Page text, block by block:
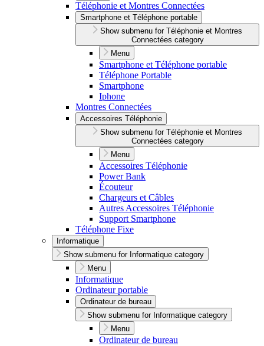
Téléphonie et Montres Connectées
Smartphone et Téléphone portable
Show submenu for Téléphonie et Montres
Connectées category
Menu
Smartphone et Téléphone portable
Téléphone Portable
Smartphone
Iphone
Montres Connectées
Accessoires Téléphonie
Show submenu for Téléphonie et Montres
Connectées category
Menu
Accessoires Téléphonie
Power Bank
Écouteur
Chargeurs et Câbles
Autres Accessoires Téléphonie
Support Smartphone
Téléphone Fixe
Informatique
Show submenu for Informatique category
Menu
Informatique
Ordinateur portable
Ordinateur de bureau
Show submenu for Informatique category
Menu
Ordinateur de bureau